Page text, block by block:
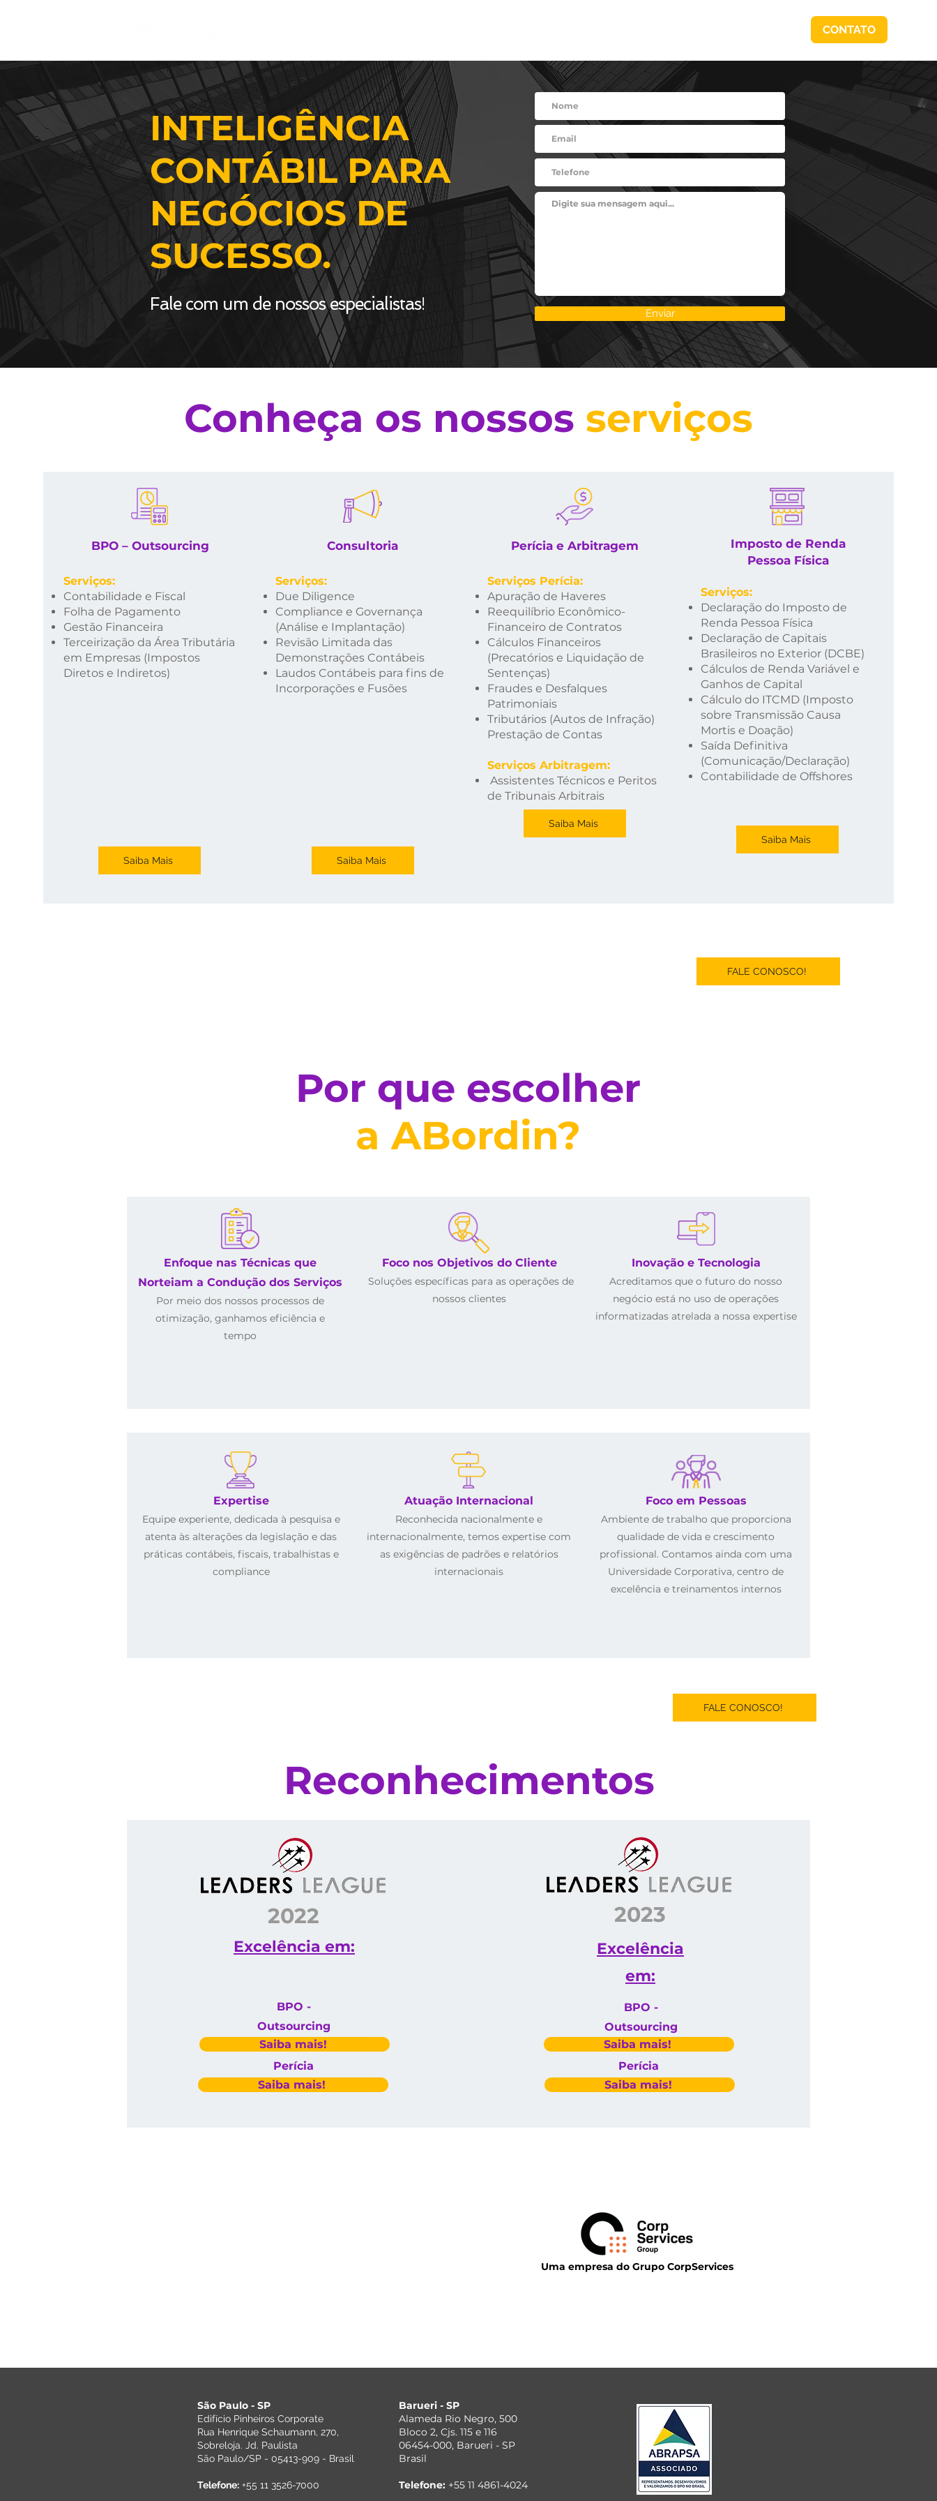
CONTATO
INTELIGÊNCIA
CONTÁBIL PARA
NEGÓCIOS DE
SUCESSO.
Fale com um de nossos especialistas! Enviar
BPO – Outsourcing
Serviços:
Contabilidade e Fiscal
Folha de Pagamento
Gestão Financeira
Terceirização da Área Tributária
em Empresas (Impostos
Diretos e Indiretos)
Saiba Mais
Consultoria
Serviços:
Due Diligence
Compliance e Governança
(Análise e Implantação)
Revisão Limitada das
Demonstrações Contábeis
Laudos Contábeis para fins de
Incorporações e Fusões
Saiba Mais
Perícia e Arbitragem
Serviços Perícia:
Apuração de Haveres
Reequilíbrio Econômico-
Financeiro de Contratos
Cálculos Financeiros
(Precatórios e Liquidação de
Sentenças)
Fraudes e Desfalques
Patrimoniais
Tributários (Autos de Infração)
Prestação de Contas
Serviços Arbitragem:
Assistentes Técnicos e Peritos
de Tribunais Arbitrais
Saiba Mais
Imposto de Renda
Pessoa Física
Serviços:
Declaração do Imposto de
Renda Pessoa Física
Declaração de Capitais
Brasileiros no Exterior (DCBE)
Cálculos de Renda Variável e
Ganhos de Capital
Cálculo do ITCMD (Imposto
sobre Transmissão Causa
Mortis e Doação)
Saída Definitiva
(Comunicação/Declaração)
Contabilidade de Offshores
Saiba Mais
Conheça os nossos serviços
FALE CONOSCO!
Por que escolher
a ABordin?
Enfoque nas Técnicas que
Norteiam a Condução dos Serviços
Por meio dos nossos processos de
otimização, ganhamos eficiência e
tempo
Foco nos Objetivos do Cliente
Soluções específicas para as operações de
nossos clientes
Inovação e Tecnologia
Acreditamos que o futuro do nosso
negócio está no uso de operações
informatizadas atrelada a nossa expertise
Expertise
Equipe experiente, dedicada à pesquisa e
atenta às alterações da legislação e das
práticas contábeis, fiscais, trabalhistas e
compliance
Atuação Internacional
Reconhecida nacionalmente e
internacionalmente, temos expertise com
as exigências de padrões e relatórios
internacionais
Foco em Pessoas
Ambiente de trabalho que proporciona
qualidade de vida e crescimento
profissional. Contamos ainda com uma
Universidade Corporativa, centro de
excelência e treinamentos internos
FALE CONOSCO!
Reconhecimentos
2022
Excelência em:
BPO -
Outsourcing
Saiba mais!
Perícia
Saiba mais!
2023
Excelência
em:
BPO -
Outsourcing
Saiba mais!
Perícia
Saiba mais!
Uma empresa do Grupo CorpServices
São Paulo - SP
Edifício Pinheiros Corporate
Rua Henrique Schaumann, 270,
Sobreloja. Jd. Paulista
São Paulo/SP - 05413-909 - Brasil
Telefone: +55 11 3526-7000
Barueri - SP
Alameda Rio Negro, 500
Bloco 2, Cjs. 115 e 116
06454-000, Barueri - SP
Brasil
Telefone: +55 11 4861-4024